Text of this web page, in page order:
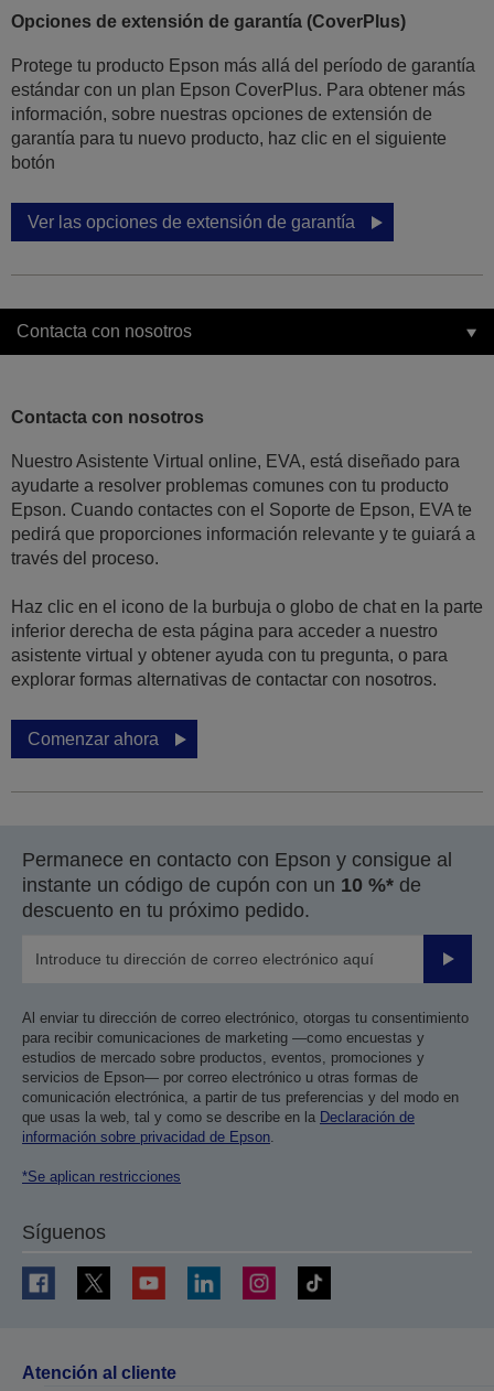
Opciones de extensión de garantía (CoverPlus)
Protege tu producto Epson más allá del período de garantía
estándar con un plan Epson CoverPlus. Para obtener más
información, sobre nuestras opciones de extensión de
garantía para tu nuevo producto, haz clic en el siguiente
botón
Ver las opciones de extensión de garantía
Contacta con nosotros
Contacta con nosotros
Nuestro Asistente Virtual online, EVA, está diseñado para
ayudarte a resolver problemas comunes con tu producto
Epson. Cuando contactes con el Soporte de Epson, EVA te
pedirá que proporciones información relevante y te guiará a
través del proceso.
Haz clic en el icono de la burbuja o globo de chat en la parte
inferior derecha de esta página para acceder a nuestro
asistente virtual y obtener ayuda con tu pregunta, o para
explorar formas alternativas de contactar con nosotros.
Comenzar ahora
Permanece en contacto con Epson y consigue al
instante un código de cupón con un 10 %* de
descuento en tu próximo pedido.
Enviar
Al enviar tu dirección de correo electrónico, otorgas tu consentimiento
para recibir comunicaciones de marketing —como encuestas y
estudios de mercado sobre productos, eventos, promociones y
servicios de Epson— por correo electrónico u otras formas de
comunicación electrónica, a partir de tus preferencias y del modo en
que usas la web, tal y como se describe en la Declaración de
información sobre privacidad de Epson.
*Se aplican restricciones
Síguenos
Atención al cliente